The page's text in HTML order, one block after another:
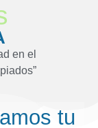
en el
tu